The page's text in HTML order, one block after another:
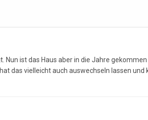
ist das Haus aber in die Jahre
das vielleicht auch auswechseln lassen